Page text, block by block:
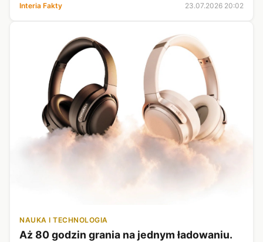
Interia Fakty 23.07.2026 20:02
NAUKA I TECHNOLOGIA
Aż 80 godzin grania na jednym ładowaniu.